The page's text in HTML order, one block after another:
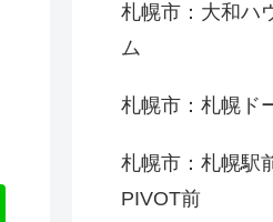
札幌市：大和ハ
ム
札幌市：札幌ド
札幌市：札幌駅
PIVOT前